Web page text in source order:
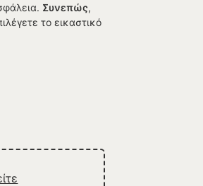
Συνεπώς,
το εικαστικό